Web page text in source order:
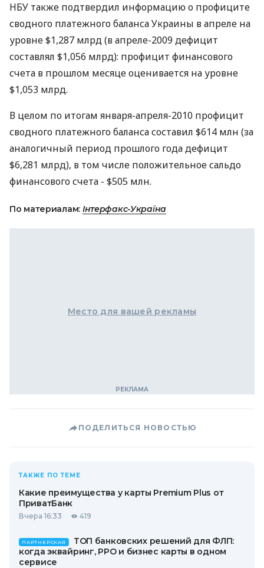
НБУ также подтвердил информацию о профиците
сводного платежного баланса Украины в апреле на
уровне $1,287 млрд (в апреле-2009 дефицит
составлял $1,056 млрд): профицит финансового
счета в прошлом месяце оценивается на уровне
$1,053 млрд.
В целом по итогам января-апреля-2010 профицит
сводного платежного баланса составил $614 млн (за
аналогичный период прошлого года дефицит
$6,281 млрд), в том числе положительное сальдо
финансового счета - $505 млн.
По материалам: Інтерфакс-Україна
Место для вашей рекламы
ПОДЕЛИТЬСЯ НОВОСТЬЮ
ТАКЖЕ ПО ТЕМЕ
Какие преимущества у карты Premium Plus от
ПриватБанк
Вчера 16:33 419
ПАРТНЕРСКАЯ
ТОП банковских решений для ФЛП:
когда эквайринг, РРО и бизнес карты в одном
сервисе